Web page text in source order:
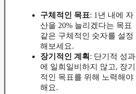
구체적인 목표: 1년 내에 자
산을 20% 늘리겠다는 목표
같은 구체적인 숫자를 설정
해보세요.
장기적인 계획 : 단기적 성과
에 일희일비하지 않고, 장기
적인 목표를 위해 노력해야
해요.